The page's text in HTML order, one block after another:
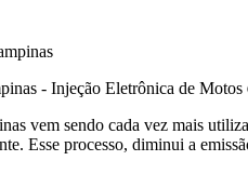
vem sendo cada vez mais
Esse processo, diminui a